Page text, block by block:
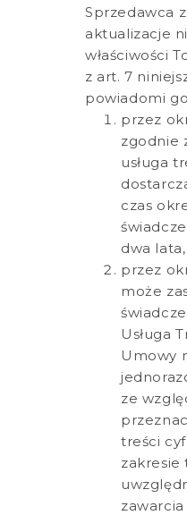
Sprzedawca
aktualizacje
właściwości
z art. 7
powiadomi
przez
zgodnie
usługa
czas
dwa
przez
może
Usługa
Umowy
ze
treści
zakresie